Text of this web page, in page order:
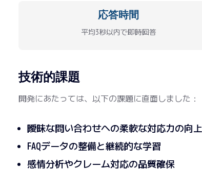
応答時間
平均3秒以内で即時回答
技術的課題
開発にあたっては、以下の課題に直面しました：
曖昧な問い合わせへの柔軟な対応力の向上
FAQデータの整備と継続的な学習
感情分析やクレーム対応の品質確保